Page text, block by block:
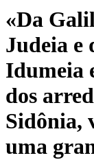
«Da
Judeia e
Idumeia
dos
Sidônia,
uma